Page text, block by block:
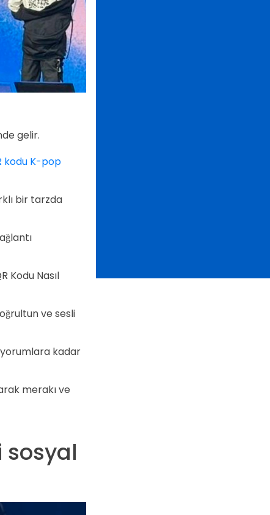
gelir.
kodu K-pop
bir tarzda
Kodu Nasıl
ve sesli
kadar
merakı ve
sosyal